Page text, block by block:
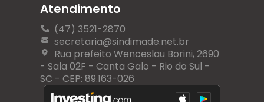
Atendimento
(47) 3521-2870
secretaria@sindimade.net.br
Rua prefeito Wenceslau Borini, 2690
- Sala 02F - Canta Galo - Rio do Sul -
SC - CEP: 89.163-026